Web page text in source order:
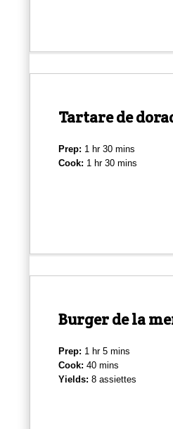
Tartare de
Prep: 1 hr 30 mins
Cook: 1 hr 30 mins
Burger de la
Prep: 1 hr 5 mins
Cook: 40 mins
Yields: 8 assiettes